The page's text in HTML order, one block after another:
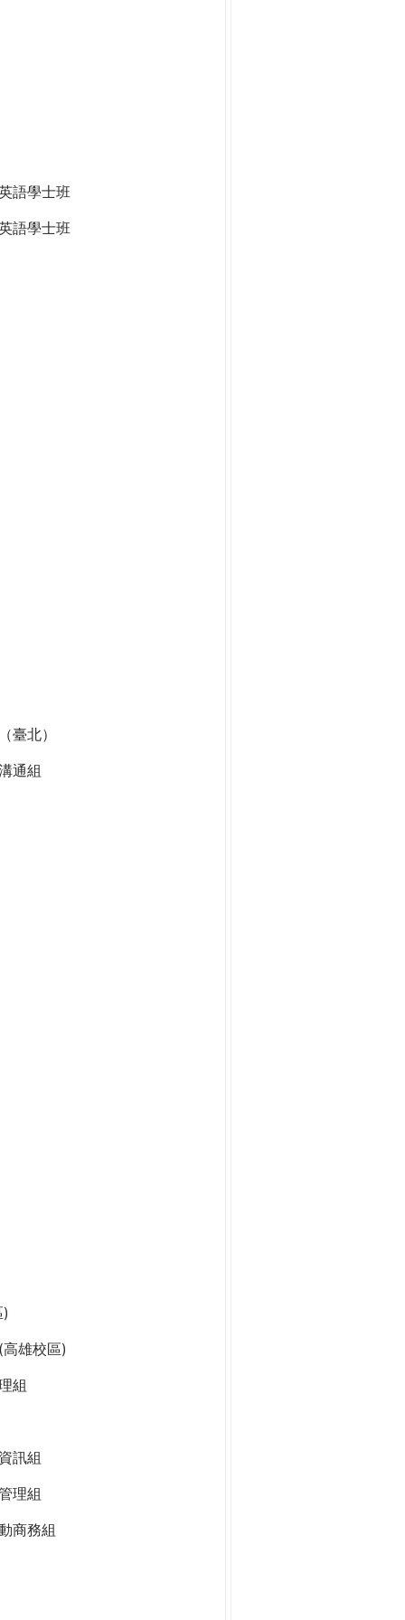
語學士班
語學士班
臺北）
通組
雄校區)
組
訊組
理組
商務組